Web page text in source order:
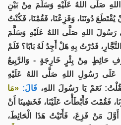
صَلَّى اللهُ عَلَيْهِ وَسَلَّمَ مِنْ بَيْنِ
يُقْتَطَعَ دُونَنَا، وَفَزِعْنَا، فَقُمْنَا، فَكُنْتُ
اللهِ صَلَّى اللهُ عَلَيْهِ وَسَلَّمَ
فَدُرْتُ بِهِ هَلْ أَجِدُ لَهُ بَابًا؟ فَلَمْ
حَائِطٍ مِنْ بِئْرٍ خَارِجَةٍ - وَالرَّبِيعُ
عَلَى رَسُولِ اللهِ صَلَّى اللهُ عَلَيْهِ
نَعَمْ يَا رَسُولَ اللهِ، قَالَ: «مَا
فَقُمْتَ فَأَبْطَأْتَ عَلَيْنَا، فَخَشِينَا أَنْ
أَوَّلَ مَنْ فَزِعَ، فَأَتَيْتُ هَذَا الْحَائِطَ،